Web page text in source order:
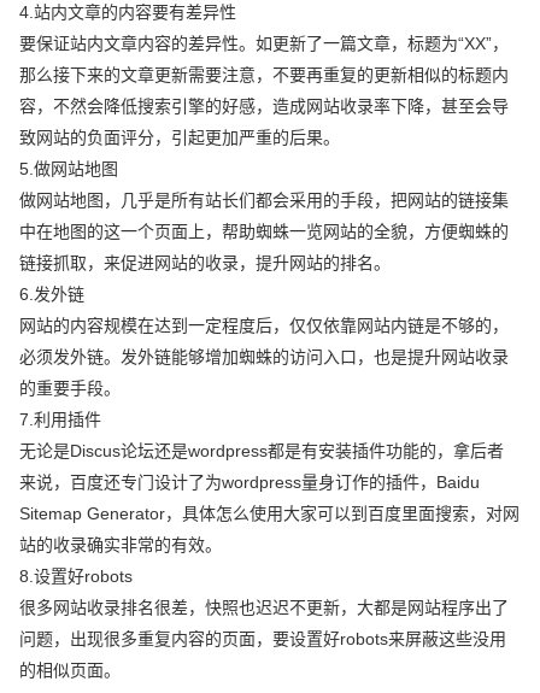
4.站内文章的内容要有差异性
要保证站内文章内容的差异性。如更新了一篇文章，标题为“XX”，
那么接下来的文章更新需要注意，不要再重复的更新相似的标题内
容，不然会降低搜索引擎的好感，造成网站收录率下降，甚至会导
致网站的负面评分，引起更加严重的后果。
5.做网站地图
做网站地图，几乎是所有站长们都会采用的手段，把网站的链接集
中在地图的这一个页面上，帮助蜘蛛一览网站的全貌，方便蜘蛛的
链接抓取，来促进网站的收录，提升网站的排名。
6.发外链
网站的内容规模在达到一定程度后，仅仅依靠网站内链是不够的，
必须发外链。发外链能够增加蜘蛛的访问入口，也是提升网站收录
的重要手段。
7.利用插件
无论是Discus论坛还是wordpress都是有安装插件功能的，拿后者
来说，百度还专门设计了为wordpress量身订作的插件，Baidu
Sitemap Generator，具体怎么使用大家可以到百度里面搜索，对网
站的收录确实非常的有效。
8.设置好robots
很多网站收录排名很差，快照也迟迟不更新，大都是网站程序出了
问题，出现很多重复内容的页面，要设置好robots来屏蔽这些没用
的相似页面。